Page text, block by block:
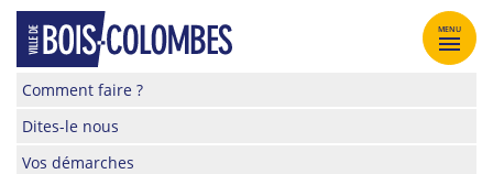
Skip
content
Site
de
la
Comment faire ?
Dites-le nous
Vos démarches
MENU